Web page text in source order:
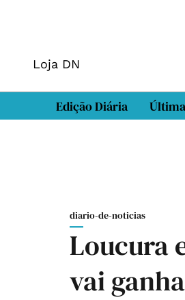
Loja DN
Edição Diária
diario-de-noticias
Loucura
vai